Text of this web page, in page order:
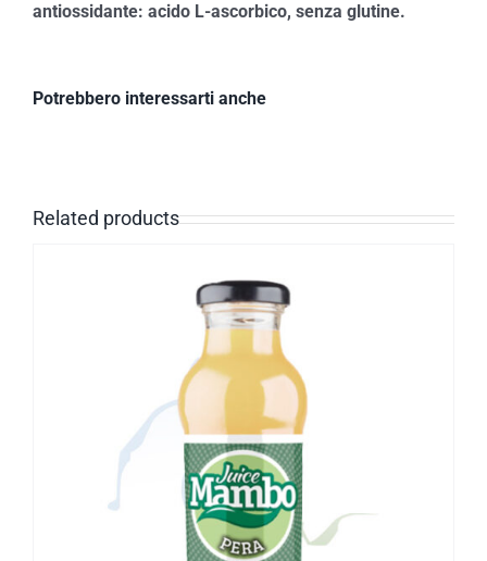
antiossidante: acido L-ascorbico, senza glutine.
Potrebbero interessarti anche
Related products